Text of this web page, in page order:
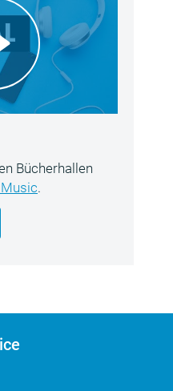
Bücherhallen
.